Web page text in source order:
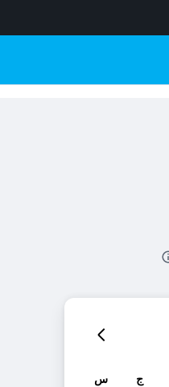
ج س